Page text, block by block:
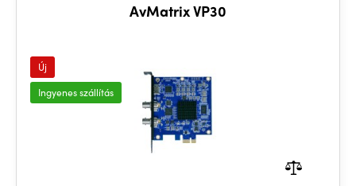
AvMatrix VP30
Új
Ingyenes szállítás